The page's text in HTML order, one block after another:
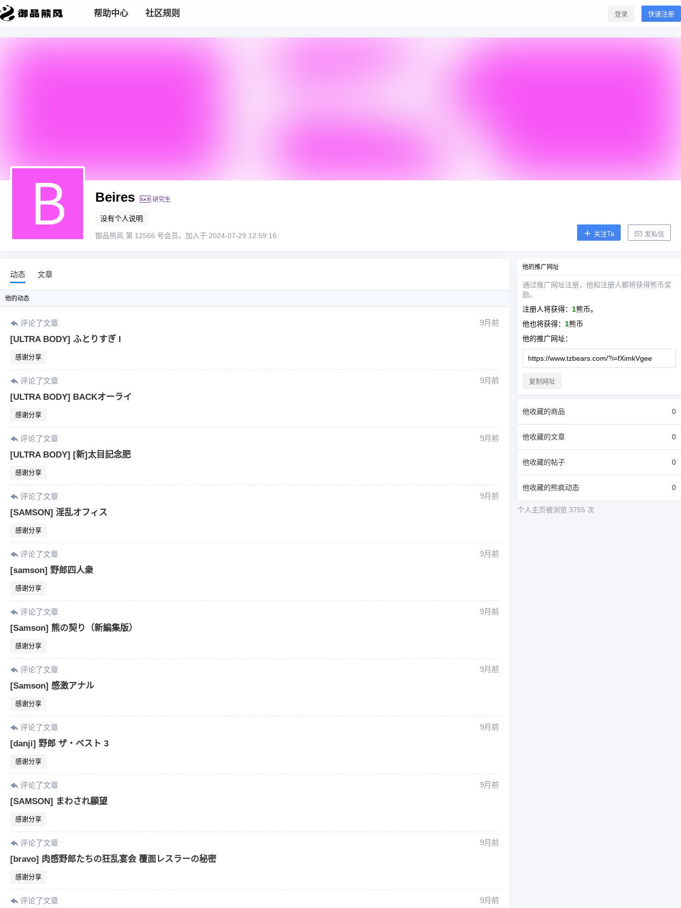
帮助中心 社区规则 登录 快速注册
Beires 研究生
没有个人说明
御品熊风 第 12566 号会员，加入于 2024-07-29 12:59:16 关注Ta 发私信
动态 文章
他的动态
评论了文章 9月前
[ULTRA BODY] ふとりすぎ I
感谢分享
评论了文章 9月前
[ULTRA BODY] BACKオーライ
感谢分享
评论了文章 9月前
[ULTRA BODY] [新]太目記念肥
感谢分享
评论了文章 9月前
[SAMSON] 淫乱オフィス
感谢分享
评论了文章 9月前
[samson] 野郎四人衆
感谢分享
评论了文章 9月前
[Samson] 熊の契り（新編集版）
感谢分享
评论了文章 9月前
[Samson] 感激アナル
感谢分享
评论了文章 9月前
[danji] 野郎 ザ・ベスト 3
感谢分享
评论了文章 9月前
[SAMSON] まわされ願望
感谢分享
评论了文章 9月前
[bravo] 肉感野郎たちの狂乱宴会 覆面レスラーの秘密
感谢分享
评论了文章 9月前
他的推广网址
通过推广网址注册， 他和注册人都将获得熊币奖
励。
注册人将获得： 1熊币。
他也将获得： 1熊币
他的推广网址：
复制网址
他收藏的商品 0
他收藏的文章 0
他收藏的帖子 0
他收藏的熊疯动态 0
个人主页被浏览 3755 次